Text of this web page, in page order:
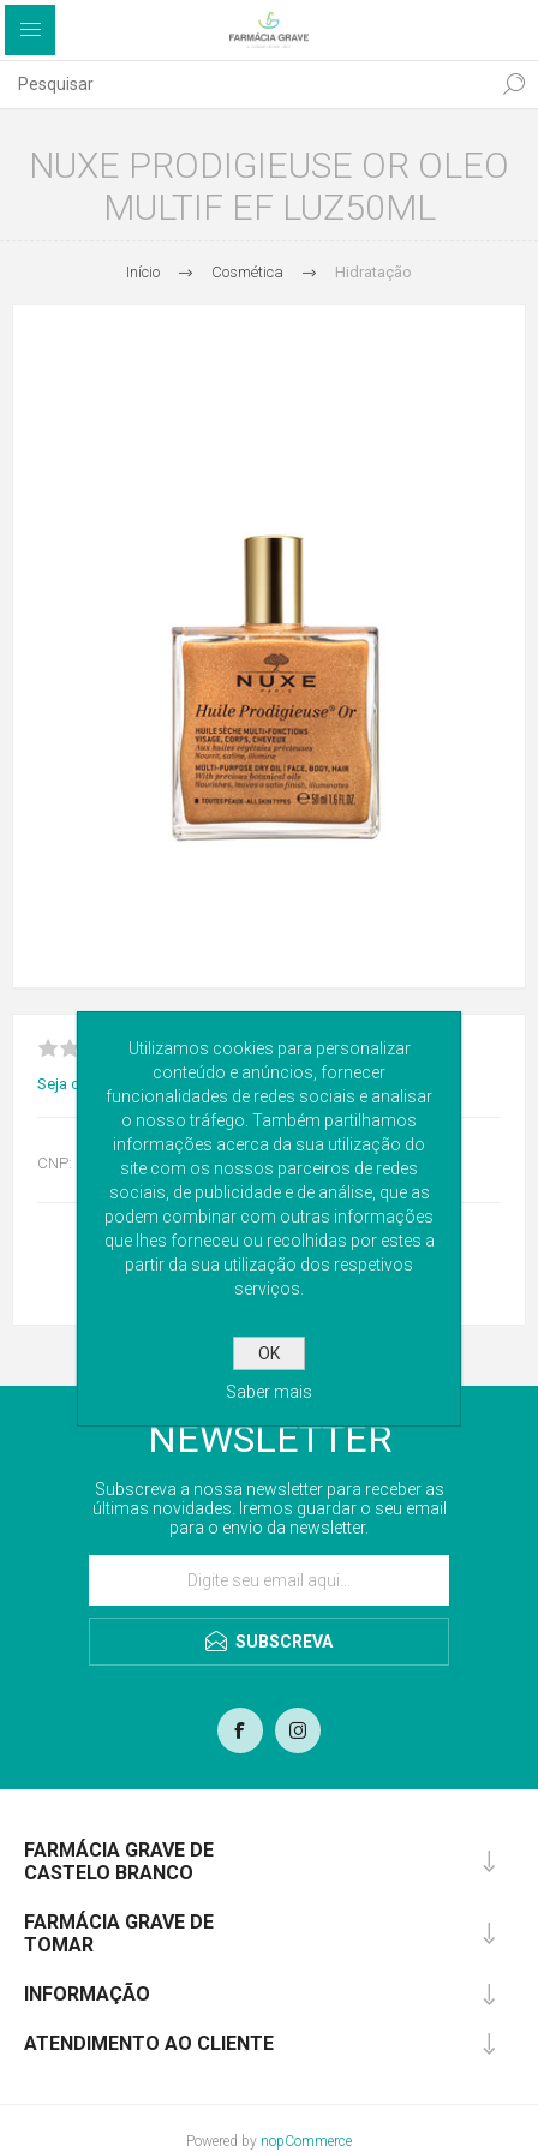
NUXE PRODIGIEUSE OR OLEO
MULTIF EF LUZ50ML
Início Cosmética Hidratação
Seja o primeiro a avaliar este produto
CNP: 6853010
NEWSLETTER
Subscreva a nossa newsletter para receber as
últimas novidades. Iremos guardar o seu email
para o envio da newsletter.
SUBSCREVA
FARMÁCIA GRAVE DE
CASTELO BRANCO
FARMÁCIA GRAVE DE
TOMAR
INFORMAÇÃO
ATENDIMENTO AO CLIENTE
Powered by nopCommerce
Utilizamos cookies para personalizar
conteúdo e anúncios, fornecer
funcionalidades de redes sociais e analisar
o nosso tráfego. Também partilhamos
informações acerca da sua utilização do
site com os nossos parceiros de redes
sociais, de publicidade e de análise, que as
podem combinar com outras informações
que lhes forneceu ou recolhidas por estes a
partir da sua utilização dos respetivos
serviços.
OK
Saber mais